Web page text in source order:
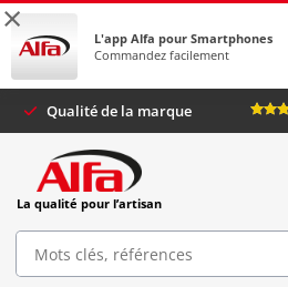
×
L'app Alfa pour Smartphones
Commandez facilement
Qualité de la marque
La qualité pour l’artisan